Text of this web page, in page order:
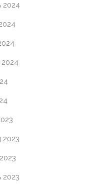
2024
2024
2023
2023